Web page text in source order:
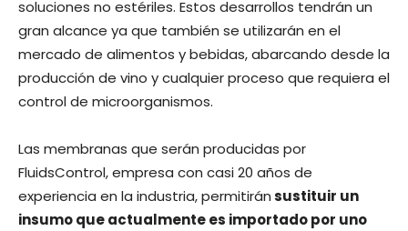
soluciones no estériles. Estos desarrollos tendrán un
gran alcance ya que también se utilizarán en el
mercado de alimentos y bebidas, abarcando desde la
producción de vino y cualquier proceso que requiera el
control de microorganismos.
Las membranas que serán producidas por
FluidsControl, empresa con casi 20 años de
experiencia en la industria, permitiránsustituir un
insumo que actualmente es importado por uno